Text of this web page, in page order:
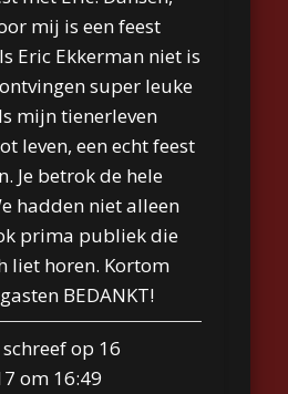
mij is een feest
Eric Ekkerman niet is
super leuke
mijn tienerleven
leven, een echt feest
Je betrok de hele
hadden niet alleen
prima publiek die
liet horen. Kortom
BEDANKT!
schreef op 16
om 16:49